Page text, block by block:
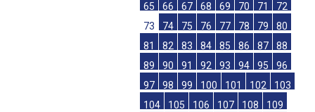
65
66 67 68 69 70 71
72
73
74 75 76 77 78 79
80
81
82 83 84 85 86 87
88
89
90 91 92 93 94 95
96
97
98 99 100 101 102
103
104
105 106 107 108
109